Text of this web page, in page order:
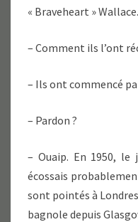
« Braveheart » Wallace.
– Comment ils l’ont
– Ils ont commencé
– Pardon ?
– Ouaip. En 1950,
écossais
sont pointés à
bagnole depuis